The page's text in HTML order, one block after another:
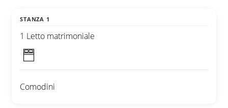
STANZA 1
1 Letto matrimoniale
Comodini